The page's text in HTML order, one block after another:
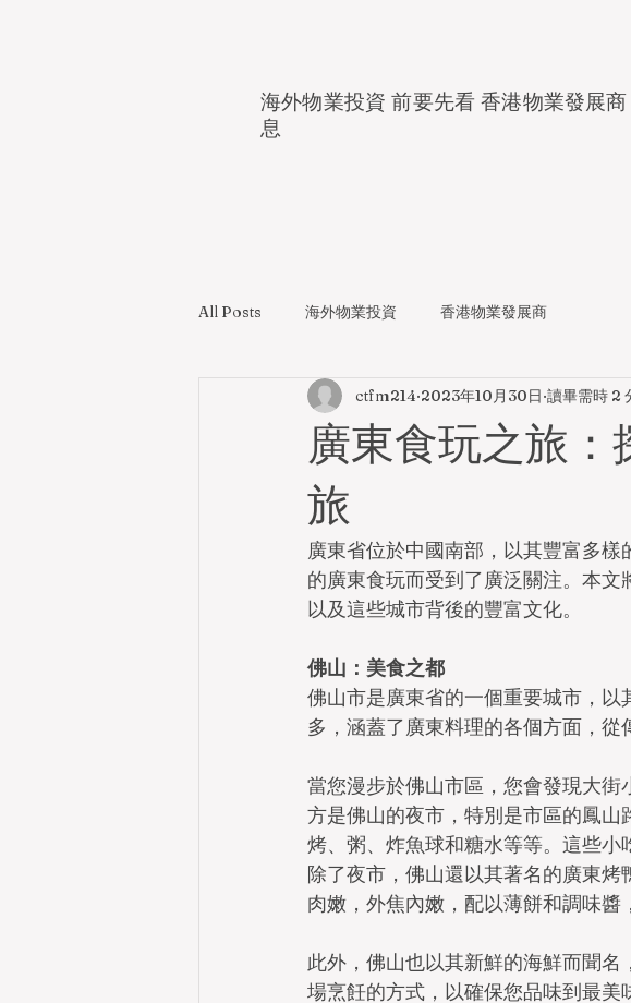
海外物業投資 前要先看 香港物業發展商
息
All Posts 海外物業投資 香港物業發展商
廣東食玩之旅：
旅
ctfm214 2023年10月30日 讀畢需時 2
廣東省位於中國南部，以其豐富多
的廣東食玩而受到了廣泛關注。本文
以及這些城市背後的豐富文化。
佛山：美食之都
佛山市是廣東省的一個重要城市，
多，涵蓋了廣東料理的各個方面，從
當您漫步於佛山市區，您會發現大
方是佛山的夜市，特別是市區的鳳
烤、粥、炸魚球和糖水等等。這些小
除了夜市，佛山還以其著名的廣東
肉嫩，外焦內嫩，配以薄餅和調味醬
此外，佛山也以其新鮮的海鮮而聞
場烹飪的方式，以確保您品味到最美